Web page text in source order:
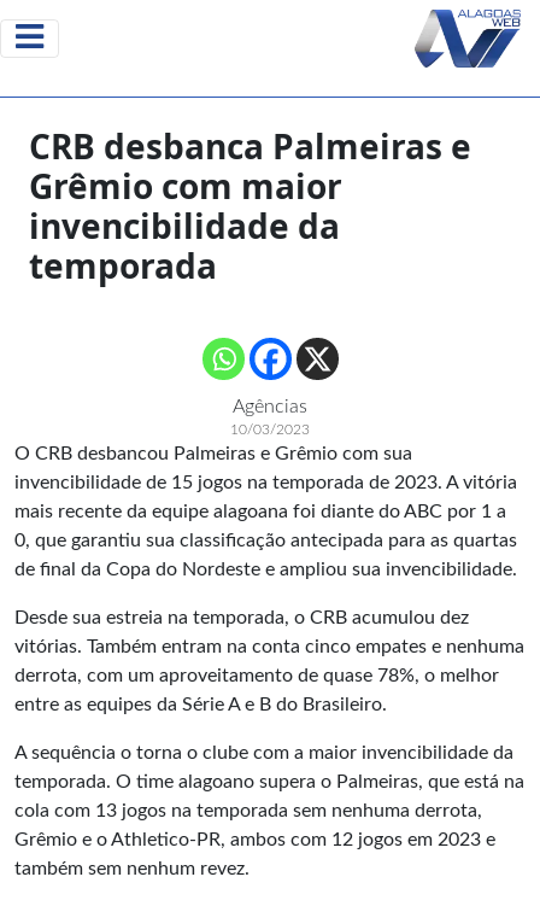
CRB desbanca Palmeiras e
Grêmio com maior
invencibilidade da
temporada
Agências
10/03/2023
O CRB desbancou Palmeiras e Grêmio com sua
invencibilidade de 15 jogos na temporada de 2023. A vitória
mais recente da equipe alagoana foi diante do ABC por 1 a
0, que garantiu sua classificação antecipada para as quartas
de final da Copa do Nordeste e ampliou sua invencibilidade.
Desde sua estreia na temporada, o CRB acumulou dez
vitórias. Também entram na conta cinco empates e nenhuma
derrota, com um aproveitamento de quase 78%, o melhor
entre as equipes da Série A e B do Brasileiro.
A sequência o torna o clube com a maior invencibilidade da
temporada. O time alagoano supera o Palmeiras, que está na
cola com 13 jogos na temporada sem nenhuma derrota,
Grêmio e o Athletico-PR, ambos com 12 jogos em 2023 e
também sem nenhum revez.